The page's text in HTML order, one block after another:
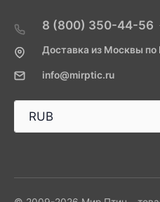
8 (800) 350-44-56
Доставка из Москвы по
info@mirptic.ru